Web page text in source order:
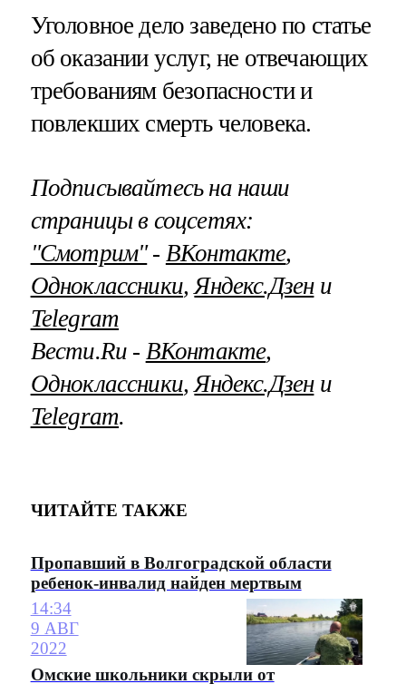
Уголовное дело заведено по статье
об оказании услуг, не отвечающих
требованиям безопасности и
повлекших смерть человека.
Подписывайтесь на наши
страницы в соцсетях:
"Смотрим"‐ ВКонтакте,
Одноклассники, Яндекс.Дзени
Telegram
Вести.Ru ‐ ВКонтакте,
Одноклассники, Яндекс.Дзени
Telegram.
ЧИТАЙТЕ ТАКЖЕ
Пропавший в Волгоградской области
ребенок-инвалид найден мертвым
14:34
9 АВГ
2022
Омские школьники скрыли от